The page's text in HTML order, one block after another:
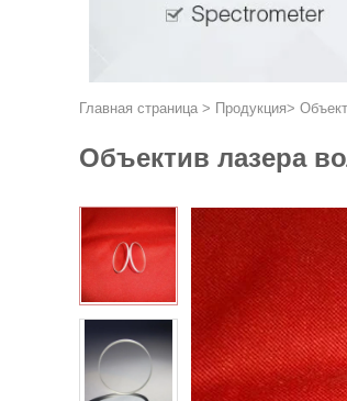
Главная страница > Продукция>
Объектив лазера